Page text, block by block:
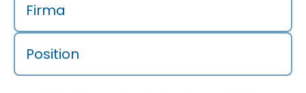
Firma
Position